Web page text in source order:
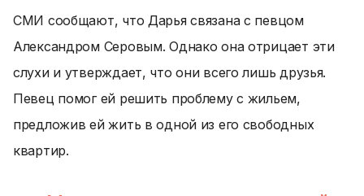
СМИ сообщают, что Дарья связана с певцом
Александром Серовым. Однако она отрицает эти
слухи и утверждает, что они всего лишь друзья.
Певец помог ей решить проблему с жильем,
предложив ей жить в одной из его свободных
квартир.